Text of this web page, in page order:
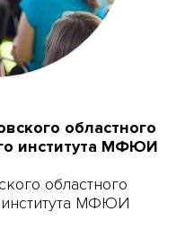
областного
института МФЮИ
областного
МФЮИ